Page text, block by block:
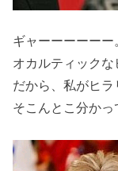
ギャーーーーーー
オカルティックな
だから、私がヒラ
そこんとこ分かっ